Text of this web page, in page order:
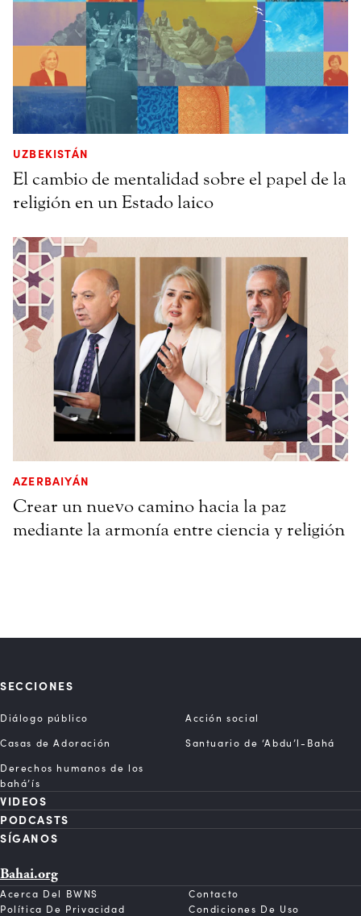
UZBEKISTÁN
El cambio de mentalidad sobre el papel de la
religión en un Estado laico
AZERBAIYÁN
Crear un nuevo camino hacia la paz
mediante la armonía entre ciencia y religión
SECCIONES
Diálogo público
Acción social
Casas de Adoración
Santuario de ‘Abdu’l-Bahá
Derechos humanos de los
bahá’ís
VIDEOS
PODCASTS
SÍGANOS
Bahai.org
Acerca Del BWNS
Contacto
Política De Privacidad
Condiciones De Uso